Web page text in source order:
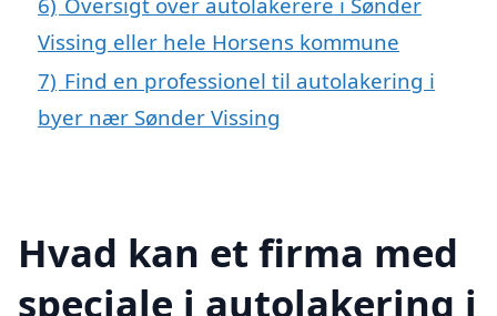
Vissing eller hele Horsens kommune
7) Find en professionel til autolakering i
byer nær Sønder Vissing
Hvad kan et firma med
speciale i autolakering i